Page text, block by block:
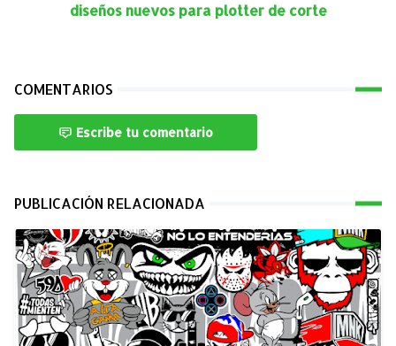
diseños nuevos para plotter de corte
COMENTARIOS
Escribe tu comentario
PUBLICACIÓN RELACIONADA